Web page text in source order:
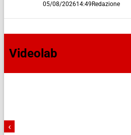
05/08/202614:49 Redazione
Videolab
‹